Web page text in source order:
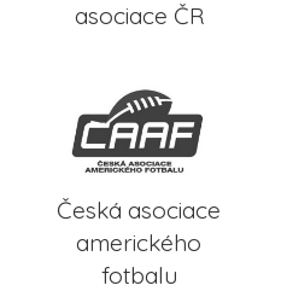
asociace ČR
Česká asociace
amerického
fotbalu